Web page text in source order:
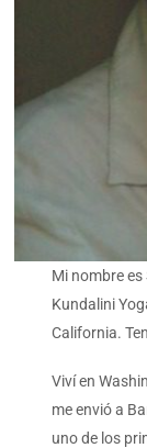
Mi nombre
Kundalini
California.
Viví en
me envió a
uno de los